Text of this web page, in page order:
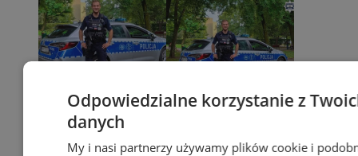
Odpowiedzialne korzystanie z
danych
My i nasi partnerzy używamy plików cookie i